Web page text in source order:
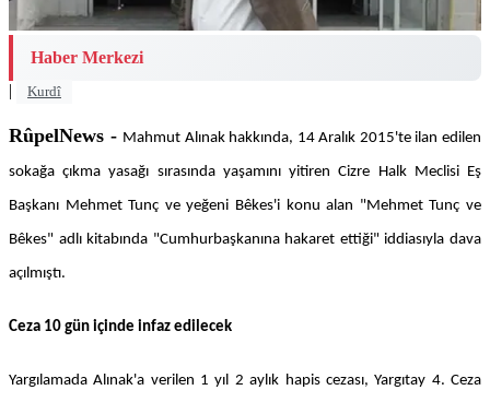
Haber Merkezi
|
Kurdî
RûpelNews - Mahmut Alınak hakkında, 14 Aralık 2015'te ilan edilen
sokağa çıkma yasağı sırasında yaşamını yitiren Cizre Halk Meclisi Eş
Başkanı Mehmet Tunç ve yeğeni Bêkes'i konu alan "Mehmet Tunç ve
Bêkes" adlı kitabında "Cumhurbaşkanına hakaret ettiği" iddiasıyla dava
açılmıştı.
Ceza 10 gün içinde infaz edilecek
Yargılamada Alınak'a verilen 1 yıl 2 aylık hapis cezası, Yargıtay 4. Ceza